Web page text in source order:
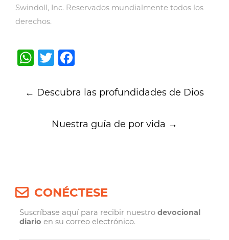
Swindoll, Inc. Reservados mundialmente todos los
derechos.
WhatsApp
Twitter
navigation
← Descubra las profundidades de Dios
Nuestra guía de por vida →
CONÉCTESE
Suscríbase aquí para recibir nuestrodevocional
diario en su correo electrónico.